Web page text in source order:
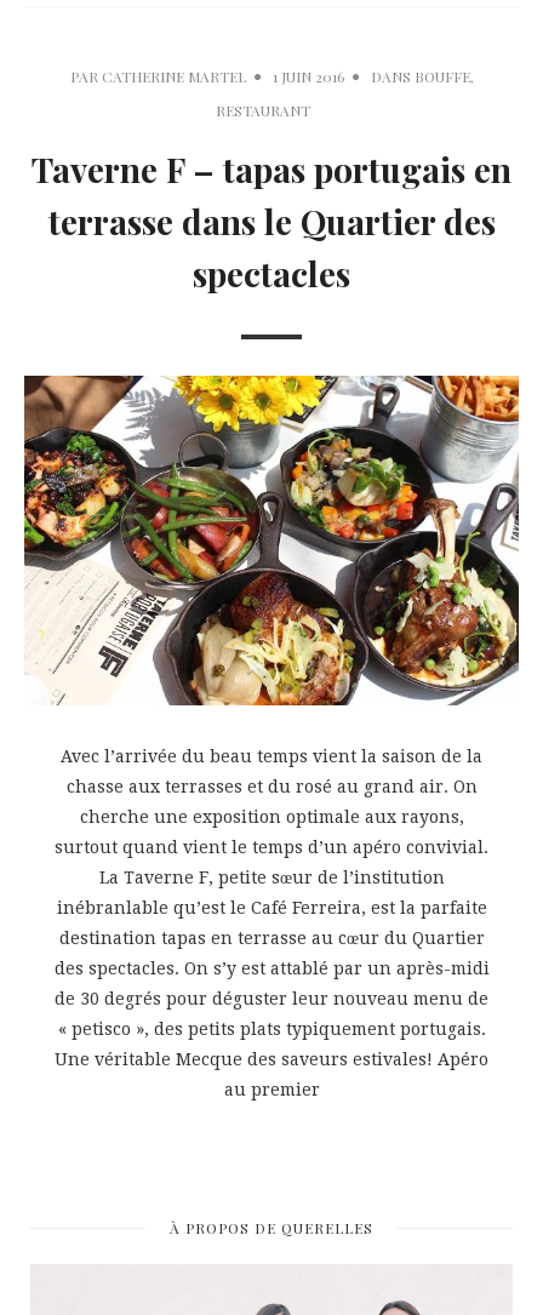
PAR CATHERINE MARTEL 1 JUIN 2016 DANS BOUFFE,
RESTAURANT
Taverne F – tapas portugais en
terrasse dans le Quartier des
spectacles
Avec l’arrivée du beau temps vient la saison de la
chasse aux terrasses et du rosé au grand air. On
cherche une exposition optimale aux rayons,
surtout quand vient le temps d’un apéro convivial.
La Taverne F, petite sœur de l’institution
inébranlable qu’est le Café Ferreira, est la parfaite
destination tapas en terrasse au cœur du Quartier
des spectacles. On s’y est attablé par un après-midi
de 30 degrés pour déguster leur nouveau menu de
« petisco », des petits plats typiquement portugais.
Une véritable Mecque des saveurs estivales! Apéro
au premier
À PROPOS DE QUERELLES